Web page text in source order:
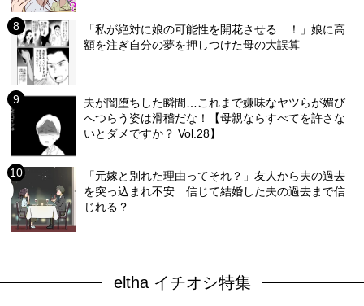
「私が絶対に娘の可能性を開花させる…！」娘に高
額を注ぎ自分の夢を押しつけた母の大誤算
夫が闇堕ちした瞬間…これまで嫌味なヤツらが媚び
へつらう姿は滑稽だな！【母親ならすべてを許さな
いとダメですか？ Vol.28】
「元嫁と別れた理由ってそれ？」友人から夫の過去
を突っ込まれ不安…信じて結婚した夫の過去まで信
じれる？
eltha イチオシ特集